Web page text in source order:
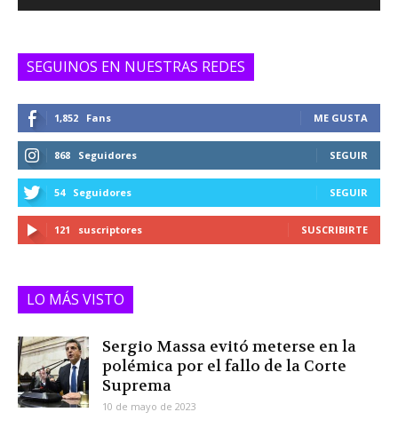
SEGUINOS EN NUESTRAS REDES
1,852 Fans ME GUSTA
868 Seguidores SEGUIR
54 Seguidores SEGUIR
121 suscriptores SUSCRIBIRTE
LO MÁS VISTO
Sergio Massa evitó meterse en la
polémica por el fallo de la Corte
Suprema
10 de mayo de 2023